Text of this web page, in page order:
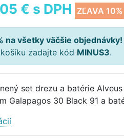
€ s DPH ZĽAVA 10%
na všetky väčšie objednávky!
zadajte kód MINUS3.
set drezu a batérie
Galapagos 30 Black 91 a